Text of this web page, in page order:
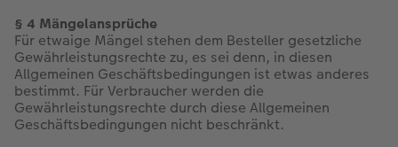
§ 4 Mängelansprüche
Für etwaige Mängel stehen dem Besteller gesetzliche
Gewährleistungsrechte zu, es sei denn, in diesen
Allgemeinen Geschäftsbedingungen ist etwas anderes
bestimmt. Für Verbraucher werden die
Gewährleistungsrechte durch diese Allgemeinen
Geschäftsbedingungen nicht beschränkt.